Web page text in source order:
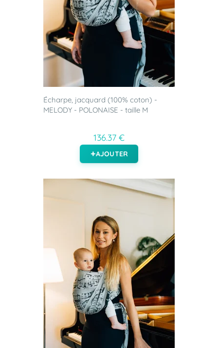
Écharpe, jacquard (100% coton) -
MELODY - POLONAISE - taille M
136.37 €
AJOUTER